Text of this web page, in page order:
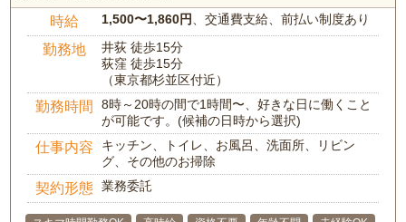
時給 1,500〜1,860円 、交通費支給、前払い制度あり
勤務地
井荻 徒歩15分
荻窪 徒歩15分
（東京都杉並区付近）
勤務時間
8時～20時の間で1時間〜、好きな日に働くこと
が可能です。(候補の日時から選択)
仕事内容
キッチン、トイレ、お風呂、洗面所、リビン
グ、その他のお掃除
契約形態 業務委託